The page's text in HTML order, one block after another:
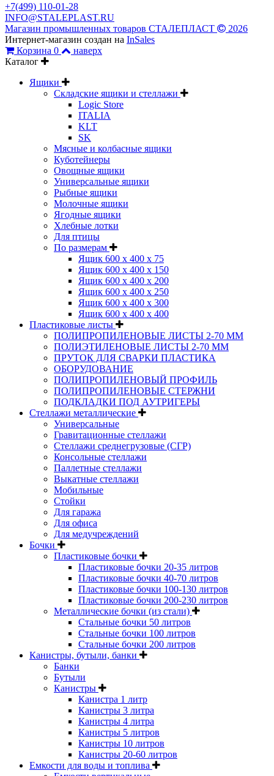
+7(499) 110-01-28
INFO@STALEPLAST.RU
Магазин промышленных товаров СТАЛЕПЛАСТ
2026
Интернет-магазин создан на InSales
Корзина 0
наверх
Каталог
Ящики
Складские ящики и стеллажи
Logic Store
ITALIA
KLT
SK
Мясные и колбасные ящики
Куботейнеры
Овощные ящики
Универсальные ящики
Рыбные ящики
Молочные ящики
Ягодные ящики
Хлебные лотки
Для птицы
По размерам
Ящик 600 х 400 х 75
Ящик 600 х 400 х 150
Ящик 600 х 400 х 200
Ящик 600 х 400 х 250
Ящик 600 х 400 х 300
Ящик 600 х 400 х 400
Пластиковые листы
ПОЛИПРОПИЛЕНОВЫЕ ЛИСТЫ 2-70 ММ
ПОЛИЭТИЛЕНОВЫЕ ЛИСТЫ 2-70 ММ
ПРУТОК ДЛЯ СВАРКИ ПЛАСТИКА
ОБОРУДОВАНИЕ
ПОЛИПРОПИЛЕНОВЫЙ ПРОФИЛЬ
ПОЛИПРОПИЛЕНОВЫЕ СТЕРЖНИ
ПОДКЛАДКИ ПОД АУТРИГЕРЫ
Стеллажи металлические
Универсальные
Гравитационные стеллажи
Стеллажи среднегрузовые (СГР)
Консольные стеллажи
Паллетные стеллажи
Выкатные стеллажи
Мобильные
Стойки
Для гаража
Для офиса
Для медучреждений
Бочки
Пластиковые бочки
Пластиковые бочки 20-35 литров
Пластиковые бочки 40-70 литров
Пластиковые бочки 100-130 литров
Пластиковые бочки 200-230 литров
Металлические бочки (из стали)
Стальные бочки 50 литров
Стальные бочки 100 литров
Стальные бочки 200 литров
Канистры, бутыли, банки
Банки
Бутыли
Канистры
Канистра 1 литр
Канистры 3 литра
Канистры 4 литра
Канистры 5 литров
Канистры 10 литров
Канистры 20-60 литров
Емкости для воды и топлива